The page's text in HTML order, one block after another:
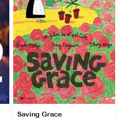
Saving Grace